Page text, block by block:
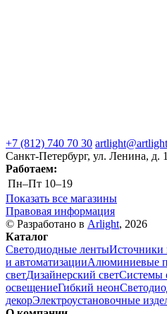
+7 (812) 740 70 30
Санкт-Петербург, ул. Ленина, д.
Работаем:
Пн–Пт 10–19
Показать все магазины
Правовая информация
© Разработано в Arlight, 2026
Каталог
Светодиодные лентыИсточники
и автоматизацииАлюминиевые
светДизайнерский светСистемы
освещениеГибкий неон
декорЭлектроустановочные